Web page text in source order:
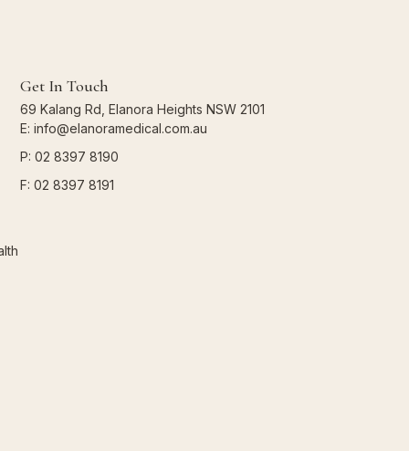
Get In Touch
69 Kalang Rd, Elanora Heights NSW 2101
E: info@elanoramedical.com.au
P: 02 8397 8190
F: 02 8397 8191